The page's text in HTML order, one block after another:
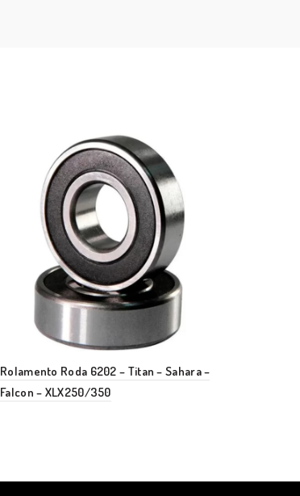
Rolamento Roda 6202 – Titan – Sahara –
Falcon – XLX250/350